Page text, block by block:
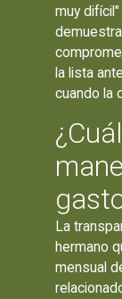
muy
la lista
cuando la
La
hermano
mensual